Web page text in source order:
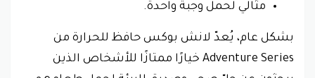
مثالي لحمل وجبة واحدة.
بشكل عام، يُعدّ لانش بوكس حافظ للحرارة من
Adventure Series خيارًا ممتازًا للأشخاص الذين